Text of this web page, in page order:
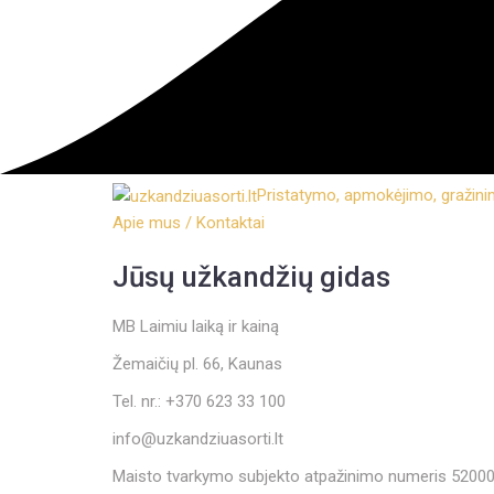
Pristatymo, apmokėjimo,
Apie mus / Kontaktai
Jūsų užkandžių gidas
MB Laimiu laiką ir kainą
Žemaičių pl. 66, Kaunas
Tel. nr.: +370 623 33 100
info@uzkandziuasorti.lt
Maisto tvarkymo subjekto atpažinimo numeris